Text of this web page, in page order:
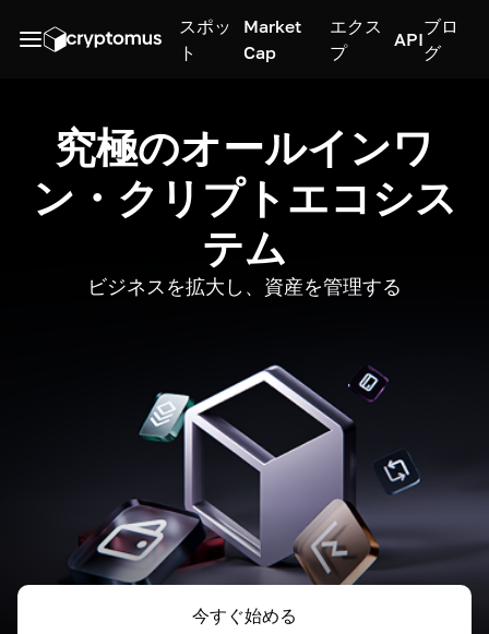
スポッ
ト
Market
Cap
エクス
プ
API
ブロ
グ
究極のオールインワ
ン・クリプトエコシス
テム
ビジネスを拡大し、資産を管理する
今すぐ始める